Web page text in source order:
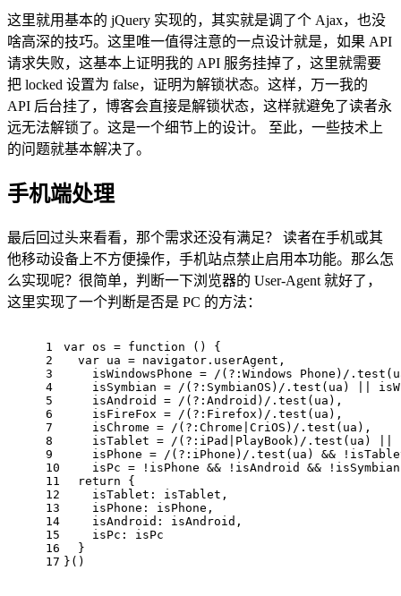
这里就用基本的 jQuery 实现的，其实就是调了个 Ajax，也没
啥高深的技巧。这里唯一值得注意的一点设计就是，如果 API
请求失败，这基本上证明我的 API 服务挂掉了，这里就需要
把 locked 设置为 false，证明为解锁状态。这样，万一我的
API 后台挂了，博客会直接是解锁状态，这样就避免了读者永
远无法解锁了。这是一个细节上的设计。 至此，一些技术上
的问题就基本解决了。
手机端处理
最后回过头来看看，那个需求还没有满足？ 读者在手机或其
他移动设备上不方便操作，手机站点禁止启用本功能。那么怎
么实现呢？很简单，判断一下浏览器的 User-Agent 就好了，
这里实现了一个判断是否是 PC 的方法：
1
2
3
4
5
6
7
8
9
10
11
12
13
14
15
16
17
var os = function ( ) {
var ua = navigator.userAgent,
    isWindowsPhone =
/(?:Windows Phone)/
    isSymbian =
/(?:SymbianOS)/ .test(ua) ||
    isAndroid =
/(?:Android)/ .test(ua),
    isFireFox =
/(?:Firefox)/ .test(ua),
    isChrome =
/(?:Chrome|CriOS)/ .test(ua),
    isTablet =
/(?:iPad|PlayBook)/ .test(ua) ||
    isPhone =
/(?:iPhone)/ .test(ua) &&
isPc = !isPhone && !isAndroid &&
return {
    isTablet: isTablet,
    isPhone: isPhone,
    isAndroid: isAndroid,
    isPc: isPc
  }
}()